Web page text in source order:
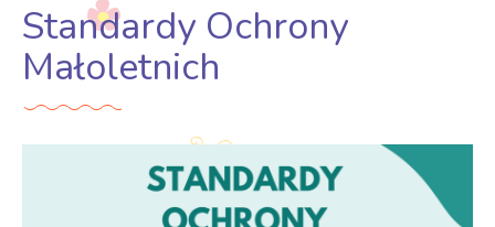
Standardy Ochrony
Małoletnich